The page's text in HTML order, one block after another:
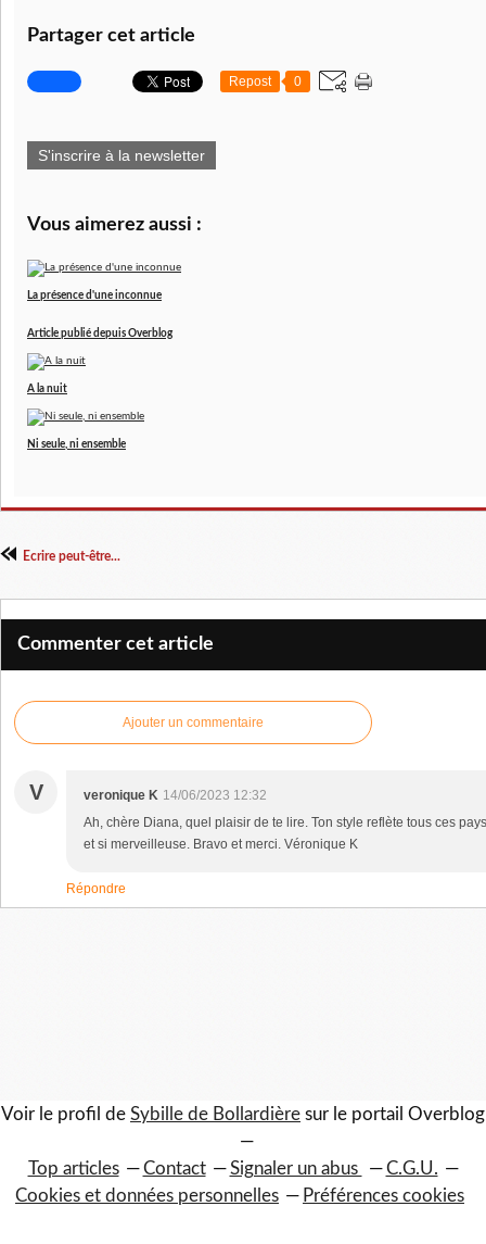
Partager cet article
Repost 0
S'inscrire à la newsletter
Vous aimerez aussi :
La présence d'une inconnue
Article publié depuis Overblog
A la nuit
Ni seule, ni ensemble
Ecrire peut-être...
Commenter cet article
Ajouter un commentaire
V veronique K 14/06/2023 12:32
Ah, chère Diana, quel plaisir de te lire. Ton style reflète tous ces
et si merveilleuse. Bravo et merci. Véronique K
Répondre
Voir le profil de Sybille de Bollardière sur le portail Overblog
Top articles Contact Signaler un abus
C.G.U.
Cookies et données personnelles
Préférences cookies